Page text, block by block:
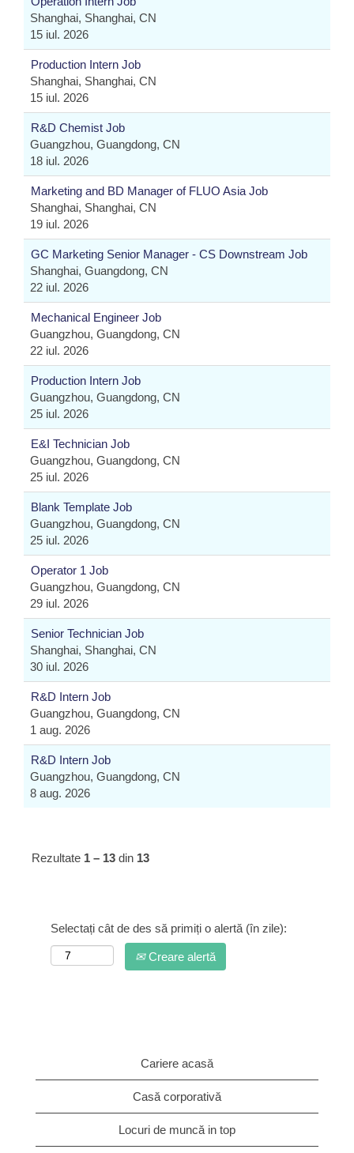
Shanghai, Shanghai, CN
15 iul. 2026
Production Intern Job
Shanghai, Shanghai, CN
15 iul. 2026
R&D Chemist Job
Guangzhou, Guangdong, CN
18 iul. 2026
Marketing and BD Manager of FLUO Asia Job
Shanghai, Shanghai, CN
19 iul. 2026
GC Marketing Senior Manager - CS Downstream Job
Shanghai, Guangdong, CN
22 iul. 2026
Mechanical Engineer Job
Guangzhou, Guangdong, CN
22 iul. 2026
Production Intern Job
Guangzhou, Guangdong, CN
25 iul. 2026
E&I Technician Job
Guangzhou, Guangdong, CN
25 iul. 2026
Blank Template Job
Guangzhou, Guangdong, CN
25 iul. 2026
Operator 1 Job
Guangzhou, Guangdong, CN
29 iul. 2026
Senior Technician Job
Shanghai, Shanghai, CN
30 iul. 2026
R&D Intern Job
Guangzhou, Guangdong, CN
1 aug. 2026
R&D Intern Job
Guangzhou, Guangdong, CN
8 aug. 2026
Rezultate 1 – 13 din 13
Selectați cât de des să primiți o alertă (în zile):
Creare alertă
Cariere acasă
Casă corporativă
Locuri de muncă in top